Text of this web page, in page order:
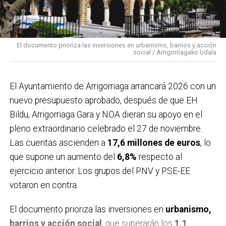
El documento prioriza las inversiones en urbanismo, barrios y acción
social / Arrigorriagako Udala
El Ayuntamiento de Arrigorriaga arrancará 2026 con un
nuevo presupuesto aprobado, después de que EH
Bildu, Arrigorriaga Gara y NOA dieran su apoyo en el
pleno extraordinario celebrado el 27 de noviembre.
Las cuentas ascienden a 17,6 millones de euros, lo
que supone un aumento del 6,8% respecto al
ejercicio anterior. Los grupos del PNV y PSE-EE
votaron en contra.
El documento prioriza las inversiones en urbanismo,
barrios y acción social, que superarán los 1,1